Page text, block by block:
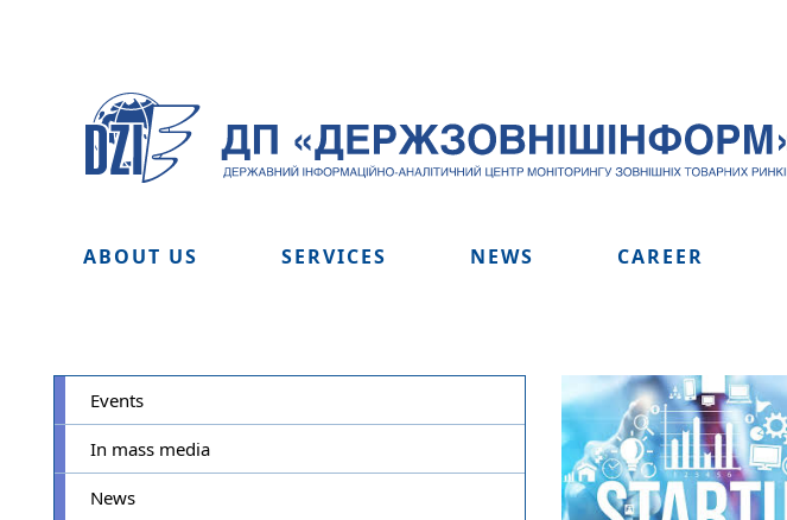
ABOUT US SERVICES NEWS CAREER
Events
In mass media
News